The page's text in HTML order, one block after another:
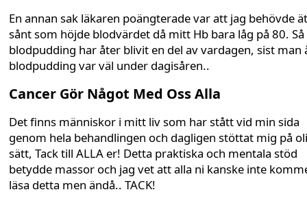
En annan sak läkaren poängterade var att jag behövde
sånt som höjde blodvärdet då mitt Hb bara låg på 80. Så
blodpudding har åter blivit en del av vardagen, sist man
blodpudding var väl under dagisåren..
Cancer Gör Något Med Oss Alla
Det finns människor i mitt liv som har stått vid min sida
genom hela behandlingen och dagligen stöttat mig på
sätt, Tack till ALLA er! Detta praktiska och mentala stöd
betydde massor och jag vet att alla ni kanske inte
läsa detta men ändå.. TACK!